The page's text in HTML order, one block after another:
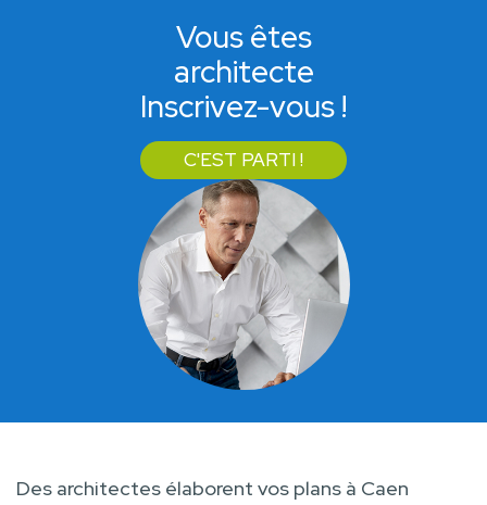
Vous êtes
architecte
Inscrivez-vous !
C'EST PARTI !
Des architectes élaborent vos plans à Caen